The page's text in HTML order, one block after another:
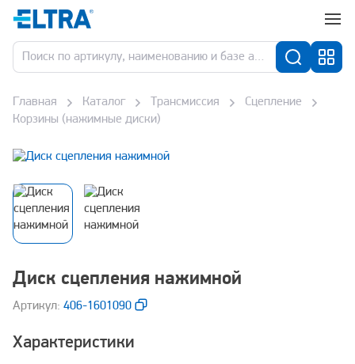
Главная Каталог Трансмиссия
Сцепление
Корзины (нажимные диски)
Диск сцепления нажимной
Aртикул: 406-1601090
Характеристики